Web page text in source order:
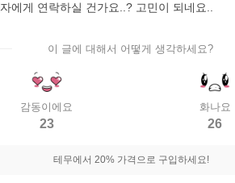
에게 연락하실 건가요..? 고민이 되네요..
이 글에 대해서 어떻게 생각하세요?
감동이에요
23
화나요
26
테무에서 20% 가격으로 구입하세요!